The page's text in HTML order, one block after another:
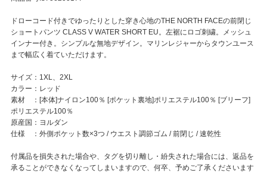
ドローコード付きでゆったりとした穿き心地のTHE NORTH FACEの前閉じ
ショートパンツ CLASS V WATER SHORT EU。左裾にロゴ刺繍。メッシュ
インナー付き。シンプルな無地デザイン。マリンレジャーからタウンユース
まで幅広く着ていただけます。
サイズ：1XL、2XL
カラー：レッド
素材 ：[本体]ナイロン100％ [ポケット裏地]ポリエステル100％ [ブリーフ]
ポリエステル100％
原産国：ヨルダン
仕様 ：外側ポケット数×3つ / ウエスト調節ゴム / 前閉じ / 速乾性
付属品を損失された場合や、タグを切り離し・紛失された場合には、返品を
承ることができなくなってしまいますので、何卒、予めご了承くださいます